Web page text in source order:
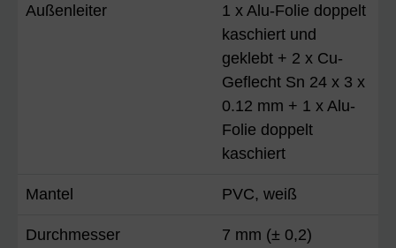
Außenleiter
1 x Alu-Folie doppelt
kaschiert und
geklebt + 2 x Cu-
Geflecht Sn 24 x 3 x
0.12 mm + 1 x Alu-
Folie doppelt
kaschiert
Mantel PVC, weiß
Durchmesser
7 mm (± 0,2)